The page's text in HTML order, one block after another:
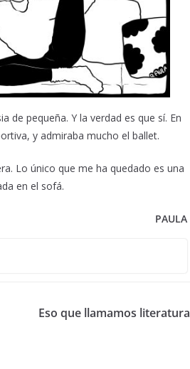
de pequeña. Y la verdad es que sí. En
y admiraba mucho el ballet.
Lo único que me ha quedado es una
en el sofá.
PAULA
Eso que llamamos literatura